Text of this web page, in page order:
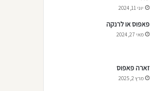
יוני 11, 2024
פאפוס או לרנקה
מאי 27, 2024
זארה פאפוס
מרץ 2, 2025